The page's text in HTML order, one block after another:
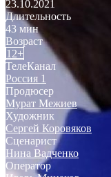
23.10.2021
Длительность
43 мин
Возраст
12+
ТелеКанал
Россия 1
Продюсер
Мурат Межиев
Художник
Сергей Коровяков
Сценарист
Нина Вадченко
Оператор